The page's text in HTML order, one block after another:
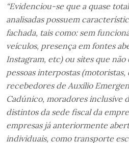
“Evidenciou-se que a quase
analisadas possuem
fachada, tais como: sem
veículos, presença em fontes
Instagram, etc) ou sites que
pessoas interpostas (motoristas,
recebedores de Auxílio
Cadúnico, moradores inclusive
distintos da sede fiscal da
empresas já anteriormente
individuais, como transporte